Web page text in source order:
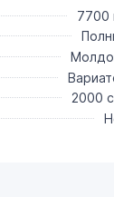
7700
2000